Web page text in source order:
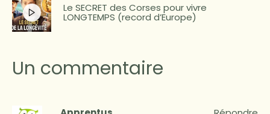
Le SECRET des Corses pour vivre
LONGTEMPS (record d’Europe)
Un commentaire